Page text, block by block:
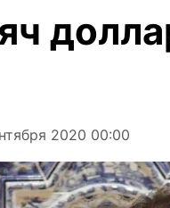
2020 00:00